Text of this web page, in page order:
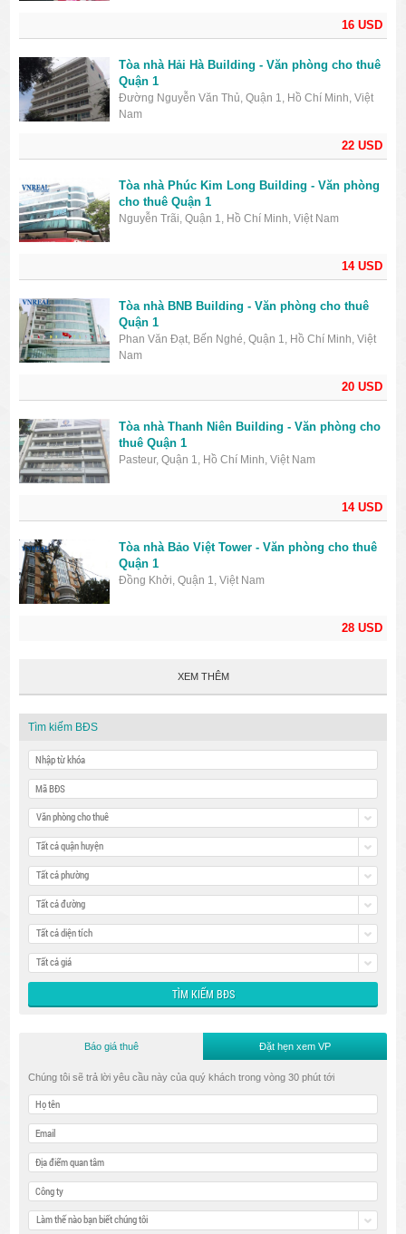
16 USD
22 USD
Tòa nhà Hải Hà Building - Văn phòng cho thuê
Quận 1
Đường Nguyễn Văn Thủ, Quận 1, Hồ Chí Minh, Việt
Nam
14 USD
Tòa nhà Phúc Kim Long Building - Văn phòng
cho thuê Quận 1
Nguyễn Trãi, Quận 1, Hồ Chí Minh, Việt Nam
20 USD
Tòa nhà BNB Building - Văn phòng cho thuê
Quận 1
Phan Văn Đạt, Bến Nghé, Quận 1, Hồ Chí Minh, Việt
Nam
14 USD
Tòa nhà Thanh Niên Building - Văn phòng cho
thuê Quận 1
Pasteur, Quận 1, Hồ Chí Minh, Việt Nam
28 USD
Tòa nhà Bảo Việt Tower - Văn phòng cho thuê
Quận 1
Đồng Khởi, Quận 1, Việt Nam
XEM THÊM
Tìm kiếm BĐS
Văn phòng cho thuê
Tất cả quận huyện
Tất cả phường
Tất cả đường
Tất cả diện tích
Tất cả giá
Báo giá thuê Đặt hẹn xem VP
Chúng tôi sẽ trả lời yêu cầu này của quý khách trong vòng 30 phút tới
Làm thế nào bạn biết chúng tôi